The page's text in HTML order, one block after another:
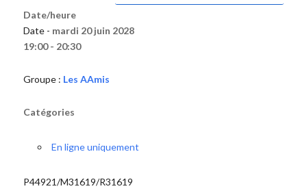
Date/heure
Date - mardi 20 juin 2028
19:00 - 20:30
Groupe : Les AAmis
Catégories
En ligne uniquement
P44921/M31619/R31619